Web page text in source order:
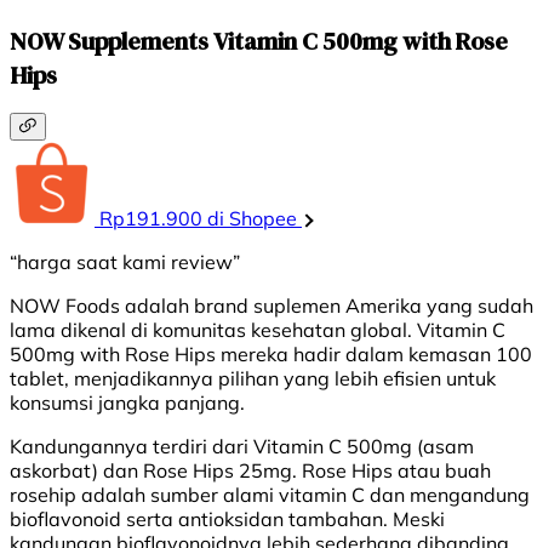
NOW Supplements Vitamin C 500mg with Rose
Hips
Rp191.900 di Shopee
“harga saat kami review”
NOW Foods adalah brand suplemen Amerika yang sudah
lama dikenal di komunitas kesehatan global. Vitamin C
500mg with Rose Hips mereka hadir dalam kemasan 100
tablet, menjadikannya pilihan yang lebih efisien untuk
konsumsi jangka panjang.
Kandungannya terdiri dari Vitamin C 500mg (asam
askorbat) dan Rose Hips 25mg. Rose Hips atau buah
rosehip adalah sumber alami vitamin C dan mengandung
bioflavonoid serta antioksidan tambahan. Meski
kandungan bioflavonoidnya lebih sederhana dibanding